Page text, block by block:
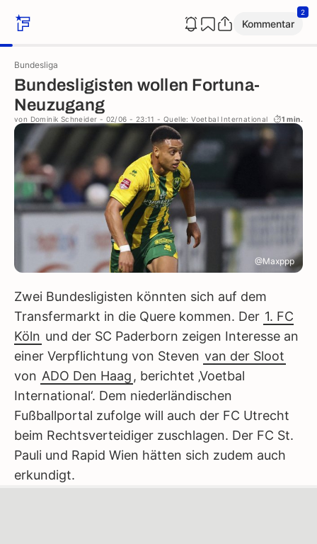
Kommentar
2
Bundesliga
Bundesligisten wollen Fortuna-
Neuzugang
von Dominik Schneider - 02/06 - 23:11 - Quelle: Voetbal International 1 min.
@Maxppp
Zwei Bundesligisten könnten sich auf dem
Transfermarkt in die Quere kommen. Der 1. FC
Köln und der SC Paderborn zeigen Interesse an
einer Verpflichtung von Steven van der Sloot
von ADO Den Haag , berichtet ‚Voetbal
International‘. Dem niederländischen
Fußballportal zufolge will auch der FC Utrecht
beim Rechtsverteidiger zuschlagen. Der FC St.
Pauli und Rapid Wien hätten sich zudem auch
erkundigt.